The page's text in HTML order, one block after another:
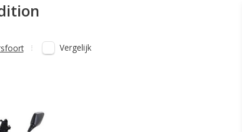
Vergelijk